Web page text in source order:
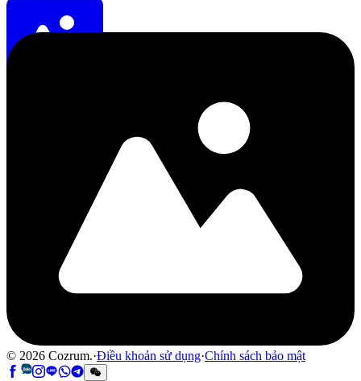
© 2026 Cozrum.·Điều khoản sử dụng·Chính sách bảo mật